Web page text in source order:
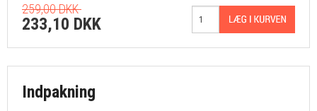
259,00 DKK
233,10 DKK
Indpakning